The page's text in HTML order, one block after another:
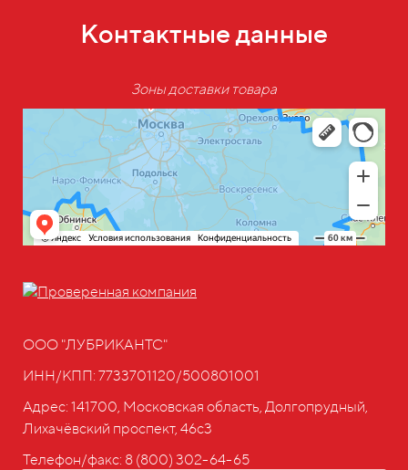
Контактные данные
Зоны доставки товара
ООО "ЛУБРИКАНТС"
ИНН/КПП: 7733701120/500801001
Адрес: 141700, Московская область, Долгопрудный,
Лихачёвский проспект, 46с3
Телефон/факс: 8 (800) 302-64-65